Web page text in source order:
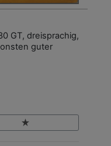
GT, dreisprachig,
guter